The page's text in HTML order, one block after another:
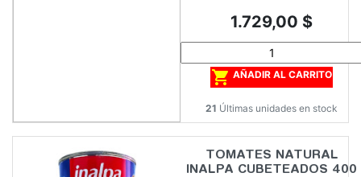
Precio
1.729,00 $
 AÑADIR AL CARRITO
21 Últimas unidades en stock
TOMATES NATURAL
INALPA CUBETEADOS 400